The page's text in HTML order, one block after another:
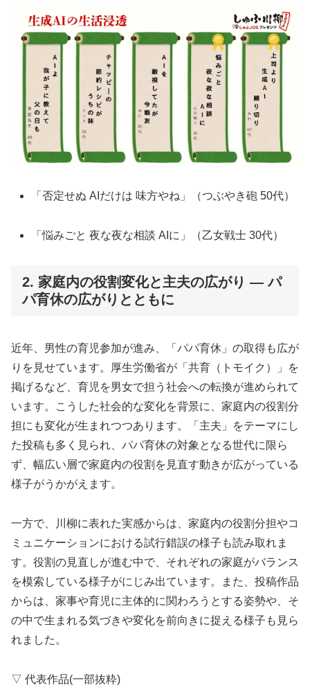
「否定せぬ AIだけは 味方やね」（つぶやき砲 50代）
「悩みごと 夜な夜な相談 AIに」（乙女戦士 30代）
2. 家庭内の役割変化と主夫の広がり ― パ
パ育休の広がりとともに
近年、男性の育児参加が進み、「パパ育休」の取得も広が
りを見せています。厚生労働省が「共育（トモイク）」を
掲げるなど、育児を男女で担う社会への転換が進められて
います。こうした社会的な変化を背景に、家庭内の役割分
担にも変化が生まれつつあります。「主夫」をテーマにし
た投稿も多く見られ、パパ育休の対象となる世代に限ら
ず、幅広い層で家庭内の役割を見直す動きが広がっている
様子がうかがえます。
一方で、川柳に表れた実感からは、家庭内の役割分担やコ
ミュニケーションにおける試行錯誤の様子も読み取れま
す。役割の見直しが進む中で、それぞれの家庭がバランス
を模索している様子がにじみ出ています。また、投稿作品
からは、家事や育児に主体的に関わろうとする姿勢や、そ
の中で生まれる気づきや変化を前向きに捉える様子も見ら
れました。
▽ 代表作品(一部抜粋)